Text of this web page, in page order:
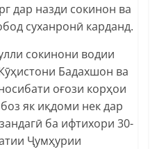
дар назди сокинон ва
суханронӣ карданд.
сокинони водии
Бадахшон ва
оғози корҳои
як иқдоми нек дар
ба ифтихори 30-
Ҷумҳурии